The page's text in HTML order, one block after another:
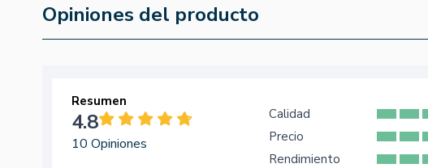
Opiniones del producto
Resumen
4.8
10 Opiniones
Calidad
Precio
Rendimiento